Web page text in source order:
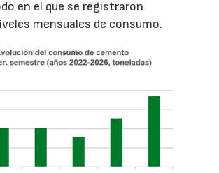
en el que se registraron
mensuales de consumo.